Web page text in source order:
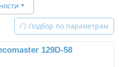
Подбор по параметрам
129D-58